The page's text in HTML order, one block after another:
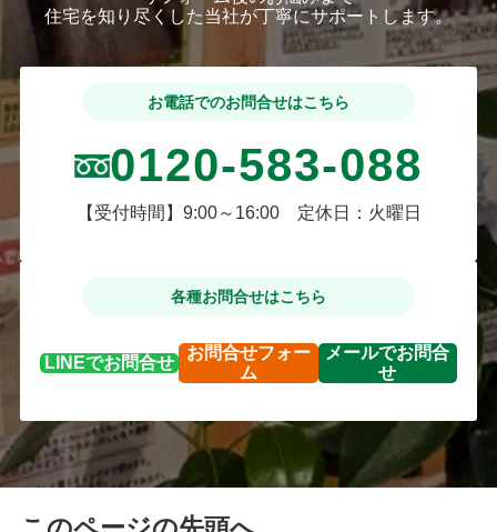
住宅を知り尽くした当社が丁寧にサポートします。
お電話でのお問合せはこちら
0120-583-088
【受付時間】9:00～16:00 定休日：火曜日
各種お問合せはこちら
LINEでお問合せ
お問合せフォー
ム
メールでお問合
せ